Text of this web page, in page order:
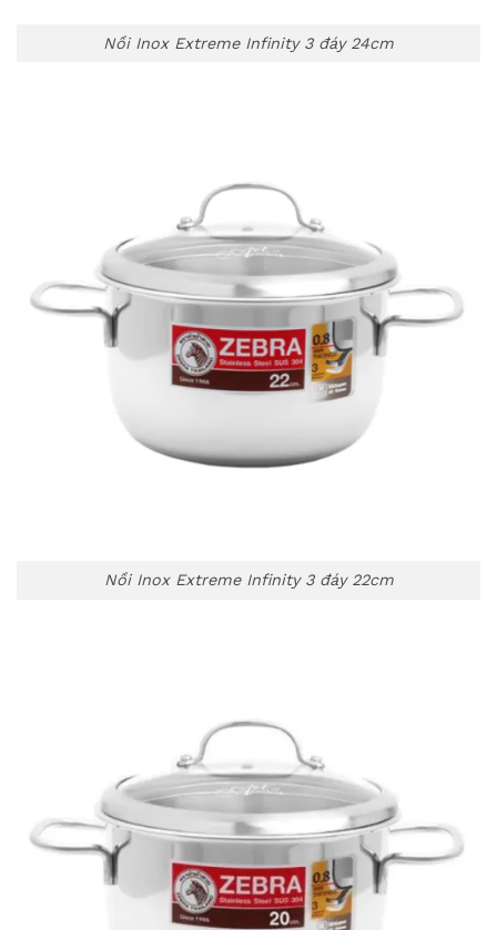
Nồi Inox Extreme Infinity 3 đáy 24cm
Nồi Inox Extreme Infinity 3 đáy 22cm